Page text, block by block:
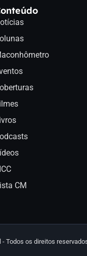
CM
Todos os direitos